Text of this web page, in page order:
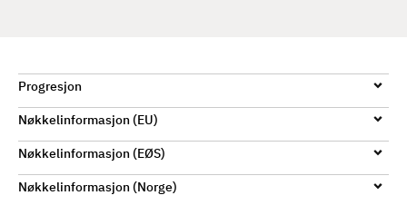
Progresjon
Nøkkelinformasjon (EU)
Nøkkelinformasjon (EØS)
Nøkkelinformasjon (Norge)